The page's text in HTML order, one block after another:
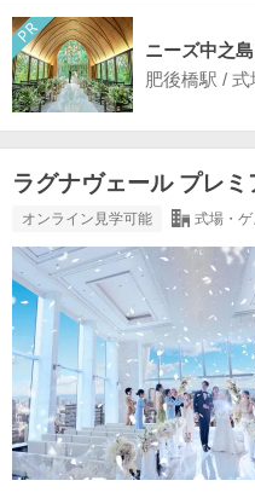
ニーズ中之
肥後橋駅 /
ラグナヴェール プレミ
オンライン見学可能 式場・